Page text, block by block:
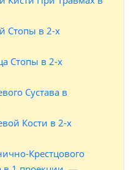
Стопы в 2-х
Стопы в 2-х
Сустава в
Кости в 2-х
Крестцового